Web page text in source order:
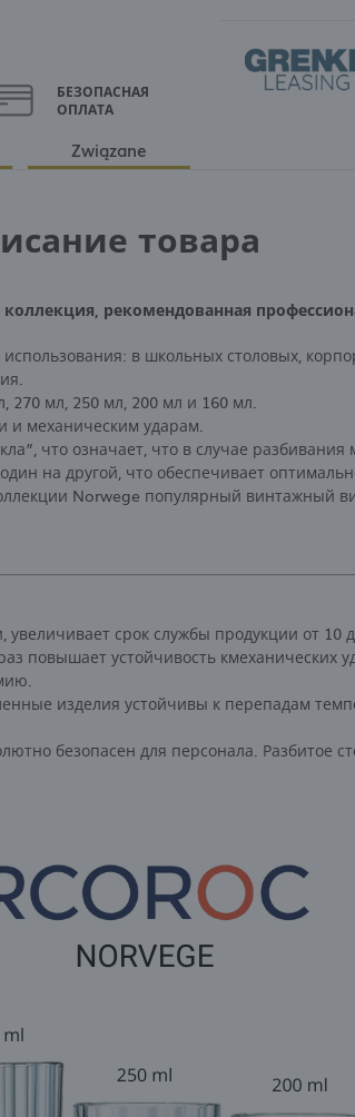
БЕЗОПАСНАЯ
ОПЛАТА
Związane
товара
рекомендованная
в школьных столовых,
270 мл, 250 мл, 200 мл и 160 мл.
и механическим ударам.
что означает, что в случае
на другой, что обеспечивает
Norwege популярный винтажный
срок службы продукции от 10
повышает устойчивость кмеханических
изделия устойчивы к перепадам
безопасен для персонала. Разбитое